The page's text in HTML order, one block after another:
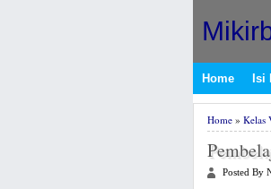
Home Isi
Home» Kelas
Posted By